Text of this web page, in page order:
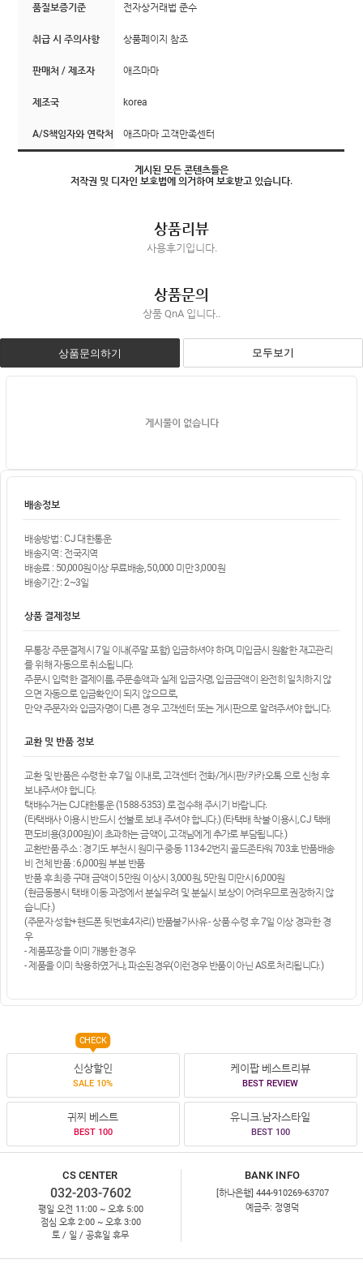
품질보증기준 전자상거래법 준수
취급 시 주의사항 상품페이지 참조
판매처 / 제조자 애즈마마
제조국 korea
A/S책임자와 연락처 애즈마마 고객만족센터
게시된 모든 콘텐츠들은
저작권 및 디자인 보호법에 의거하여 보호받고 있습니다.
상품리뷰
사용후기입니다.
상품문의
상품 QnA 입니다..
상품문의하기 모두보기
게시물이 없습니다
배송정보
배송방법 : CJ 대한통운
배송지역 : 전국지역
배송료 : 50,000원이상 무료배송, 50,000 미만 3,000원
배송기간 : 2~3일
상품 결제정보
무통장 주문결제시 7일 이내(주말 포함) 입금하셔야 하며, 미입금시 원활한 재고관리
를 위해 자동으로 취소됩니다.
주문시 입력한 결제이름, 주문총액과 실제 입금자명, 입금금액이 완전히 일치하지 않
으면 자동으로 입금확인이 되지 않으므로,
만약 주문자와 입금자명이 다른 경우 고객센터 또는 게시판으로 알려주셔야 합니다.
교환 및 반품 정보
교환 및 반품은 수령한 후 7일 이내로, 고객센터 전화/게시판/카카오톡 으로 신청 후
보내주셔야 합니다.
택배수거는 CJ대한통운 (1588-5353) 로 접수해 주시기 바랍니다.
(타택배사 이용시 반드시 선불로 보내 주셔야 합니다.) (타택배 착불 이용시, CJ 택배
편도비용(3,000원)이 초과하는 금액이, 고객님에게 추가로 부담됩니다.)
교환반품 주소 : 경기도 부천시 원미구 중동 1134-2번지 골드존타워 703호 반품배송
비 전체 반품 : 6,000원 부분 반품
반품 후 최종 구매 금액이 5만원 이상시 3,000원, 5만원 미만시 6,000원
(현금동봉시 택배 이동 과정에서 분실우려 및 분실시 보상이 어려우므로 권장하지 않
습니다.)
(주문자 성함+핸드폰 뒷번호4자리) 반품불가사유 - 상품 수령 후 7일 이상 경과한 경
우
- 제품포장을 이미 개봉한 경우
- 제품을 이미 착용하였거나, 파손된경우(이런경우 반품이 아닌 AS로 처리됩니다.)
신상할인
SALE 10%
CHECK
케이팝 베스트리뷰
BEST REVIEW
귀찌 베스트
BEST 100
유니크.남자스타일
BEST 100
CS CENTER
032-203-7602
평일 오전 11:00 ~ 오후 5:00
점심 오후 2:00 ~ 오후 3:00
토 / 일 / 공휴일 휴무
BANK INFO
[하나은행] 444-910269-63707
예금주: 정영덕